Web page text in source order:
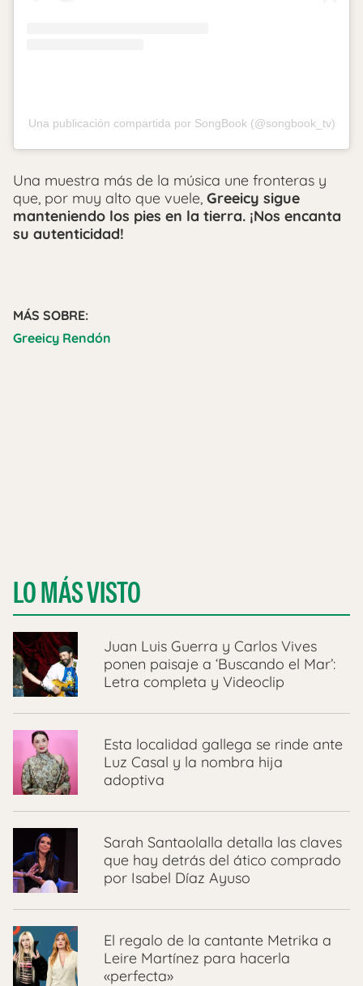
Una publicación compartida por SongBook (@songbook_tv)
Una muestra más de la música une fronteras y
que, por muy alto que vuele, Greeicy sigue
manteniendo los pies en la tierra. ¡Nos encanta
su autenticidad!
MÁS SOBRE:
Greeicy Rendón
LO MÁS VISTO
Juan Luis Guerra y Carlos Vives
ponen paisaje a ‘Buscando el Mar’:
Letra completa y Videoclip
Esta localidad gallega se rinde ante
Luz Casal y la nombra hija
adoptiva
Sarah Santaolalla detalla las claves
que hay detrás del ático comprado
por Isabel Díaz Ayuso
El regalo de la cantante Metrika a
Leire Martínez para hacerla
«perfecta»